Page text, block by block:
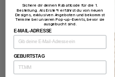
€45,00
WAS UNSERE
Sichere dir deinen Rabattcode für die 1.
Bestellung. Als Erste*r erfährst du von neuen
Designs, exklusiven Angeboten und bekommst
Termine bei unseren Pop-up-Events, bevor sie
ausgebucht sind.
E-MAIL-ADRESSE
GEBURTSTAG